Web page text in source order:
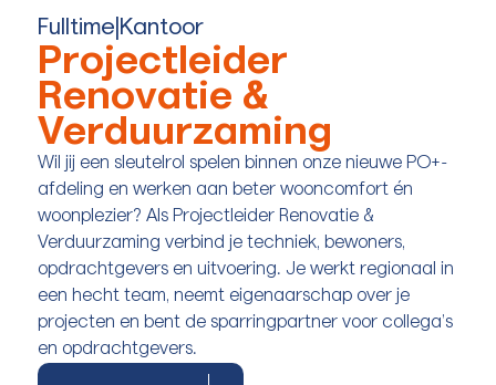
Fulltime Kantoor
Projectleider
Renovatie &
Verduurzaming
Wil jij een sleutelrol spelen binnen onze nieuwe PO+-
afdeling en werken aan beter wooncomfort én
woonplezier? Als Projectleider Renovatie &
Verduurzaming verbind je techniek, bewoners,
opdrachtgevers en uitvoering. Je werkt regionaal in
een hecht team, neemt eigenaarschap over je
projecten en bent de sparringpartner voor collega’s
en opdrachtgevers.